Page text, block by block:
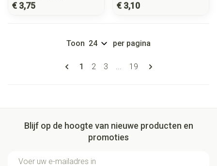
€ 3,75 € 3,10
Pagina's
U lees momenteel pagina
1 Pagina
2 Pagina
3 ... Pagina
19
Toon per pagina
Blijf op de hoogte van nieuwe producten en
promoties